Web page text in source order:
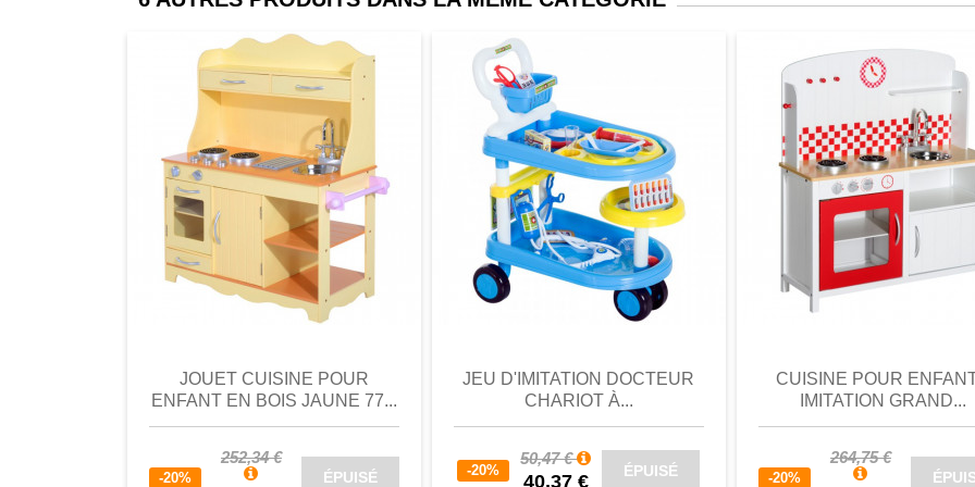
- Certifié aux normes EN71-1, EN71-2 et EN71-3
aperçu
JOUET CUISINE POUR
ENFANT EN BOIS JAUNE 77...
-20%
252,34 €
ÉPUISÉ
Favori comparer aperçu
JEU D'IMITATION DOCTEUR
CHARIOT À...
-20%
50,47 €
40,37 €
ÉPUISÉ
comparer
CUISINE POUR
IMITATION GRAND...
-20%
264,75 €